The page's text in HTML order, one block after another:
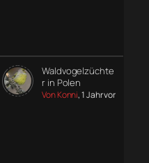
Waldvogelzüchte
r in Polen
Von Konni, 1 Jahr vor